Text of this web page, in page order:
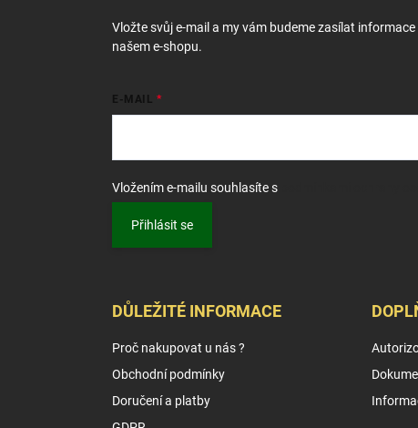
Vložte svůj e-mail a my vám budeme zasílat
našem e-shopu.
E-MAIL
Vložením e-mailu souhlasíte s
Přihlásit se
DŮLEŽITÉ INFORMACE
Proč nakupovat u nás ?
Obchodní podmínky
Doručení a platby